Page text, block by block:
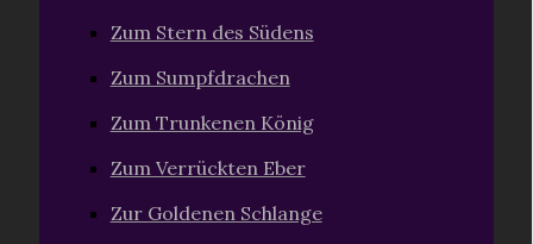
Zum Stern des Südens
Zum Sumpfdrachen
Zum Trunkenen König
Zum Verrückten Eber
Zur Goldenen Schlange